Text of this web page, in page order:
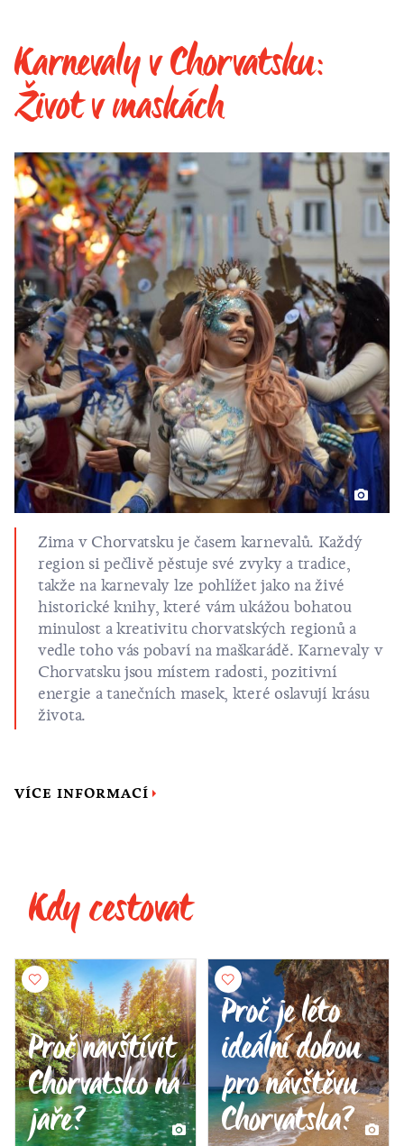
Karnevaly v Chorvatsku:
Život v maskách
Zima v Chorvatsku je časem karnevalů. Každý
region si pečlivě pěstuje své zvyky a tradice,
takže na karnevaly lze pohlížet jako na živé
historické knihy, které vám ukážou bohatou
minulost a kreativitu chorvatských regionů a
vedle toho vás pobaví na maškarádě. Karnevaly v
Chorvatsku jsou místem radosti, pozitivní
energie a tanečních masek, které oslavují krásu
života.
VÍCE INFORMACÍ
Kdy cestovat
Proč navštívit
Chorvatsko na
jaře?
Proč je léto
ideální dobou
pro návštěvu
Chorvatska?